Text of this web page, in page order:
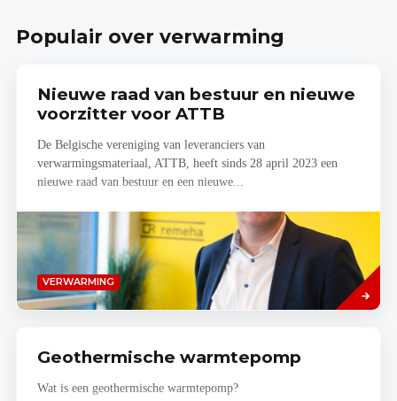
Populair over verwarming
Nieuwe raad van bestuur en nieuwe
voorzitter voor ATTB
De Belgische vereniging van leveranciers van
verwarmingsmateriaal, ATTB, heeft sinds 28 april 2023 een
nieuwe raad van bestuur en een nieuwe...
VERWARMING
Lees
meer
Geothermische warmtepomp
Wat is een geothermische warmtepomp?